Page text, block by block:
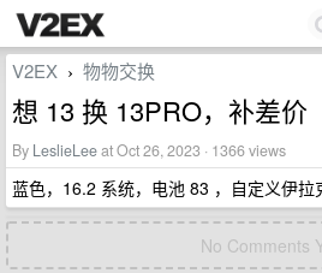
V2EX › 物物交换
想 13 换 13PRO，补差价
By LeslieLeeat Oct 26, 2023 · 1366 views
蓝色，16.2 系统，电池 83 ，自定义伊拉
No Comments